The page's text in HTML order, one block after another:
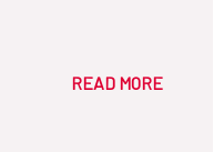
READ MORE